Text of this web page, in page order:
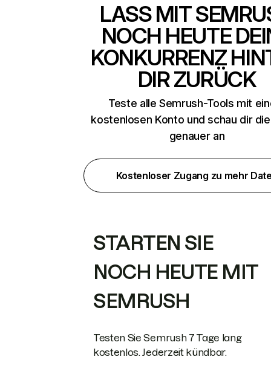
LASS MIT
NOCH HEUTE
KONKURRENZ
DIR ZURÜCK
Teste alle Semrush-Tools mit
kostenlosen Konto und schau dir
genauer an
Kostenloser Zugang zu mehr
STARTEN SIE
NOCH HEUTE MIT
SEMRUSH
Testen Sie Semrush 7 Tage lang
kostenlos. Jederzeit kündbar.